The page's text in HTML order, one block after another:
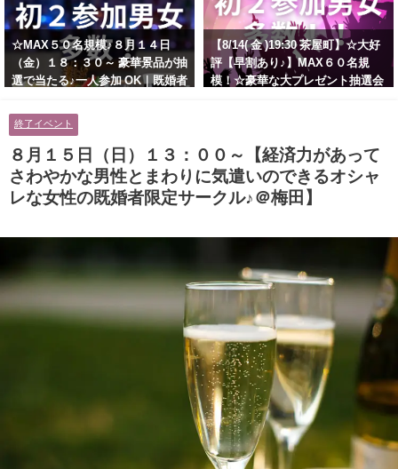
☆MAX５０名規模♪８月１４日
（金）１８：３０～ 豪華景品が抽
選で当たる♪一人参加 OK｜既婚者
に余裕のある健康的なオシャレ男
性と美容好きで優しさのある大人
女性の既婚者限定ビッグパーティ
ー♪＠池袋】
【8/14( 金 )19:30 茶屋町】☆大好
評【早割あり♪】MAX６０名規
模！☆豪華な大プレゼント抽選会
ティー♪＠茶屋町】
終了イベント
８月１５日（日）１３：００～【経済力があって
さわやかな男性とまわりに気遣いのできるオシャ
レな女性の既婚者限定サークル♪＠梅田】